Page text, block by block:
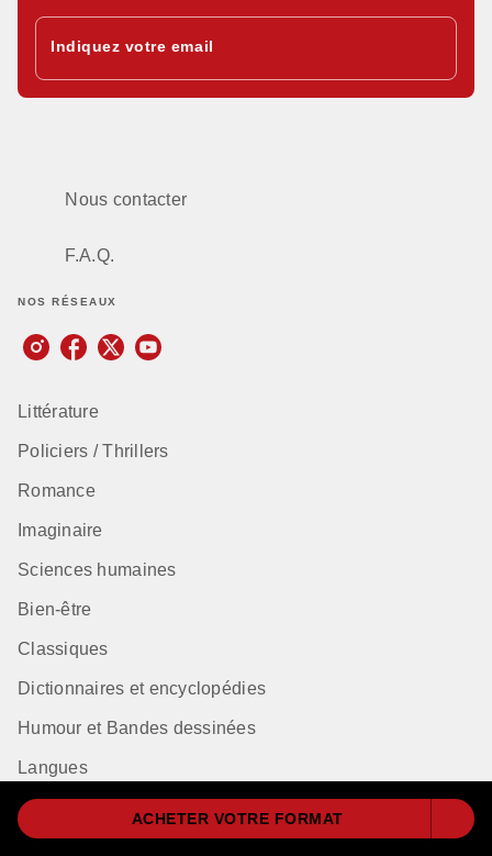
ACHETER VOTRE FORMAT
Indiquez votre email
Nous contacter
F.A.Q.
NOS RÉSEAUX
Littérature
Policiers / Thrillers
Romance
Imaginaire
Sciences humaines
Bien-être
Classiques
Dictionnaires et encyclopédies
Humour et Bandes dessinées
Langues